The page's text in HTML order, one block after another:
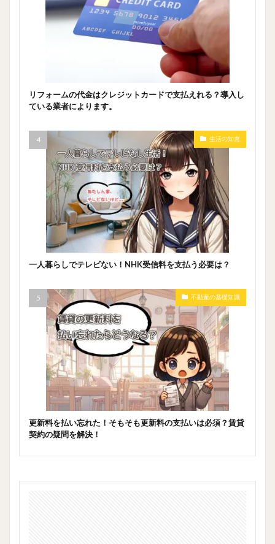
リフォームの代金はクレジットカードで支払えれる？導入し
ている業者によります。
生活の知恵
一人暮らしでテレビない！NHK受信料を支払う必要は？
不動産の基礎知識
更新料を払い忘れた！そもそも更新料の支払いは必須？賃貸
契約の疑問を解決！